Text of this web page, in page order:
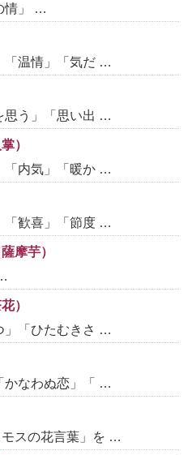
情」 …
「温情」「気だ …
思う」「思い出 …
）
「内気」「暖か …
「歓喜」「節度 …
摩芋）
）
」「ひたむきさ …
かなわぬ恋」「 …
スの花言葉」を …